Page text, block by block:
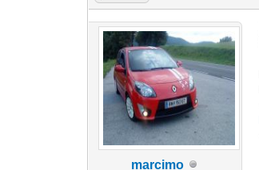
marcimo